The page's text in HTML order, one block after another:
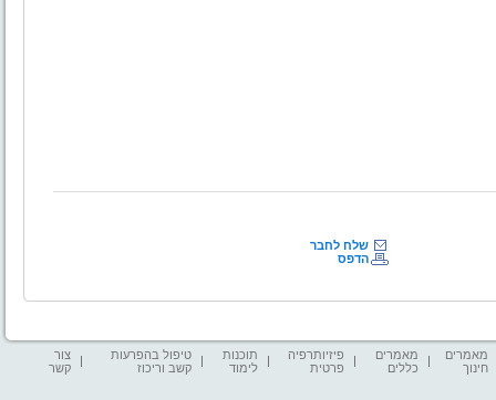
שלח לחבר
הדפס
מאמרים
חינוך
מאמרים
כללים
פיזיותרפיה
פרטית
תוכנות
לימוד
טיפול בהפרעות
קשב וריכוז
צור
קשר